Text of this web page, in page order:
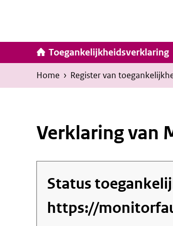
inhoud
Toegankelijkheidsverklaring
Kruimelpad
U
bevindt
Home › Register van
Verklaring van
Status
https://